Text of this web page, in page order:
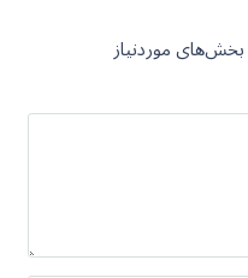
بخش‌های موردنیاز